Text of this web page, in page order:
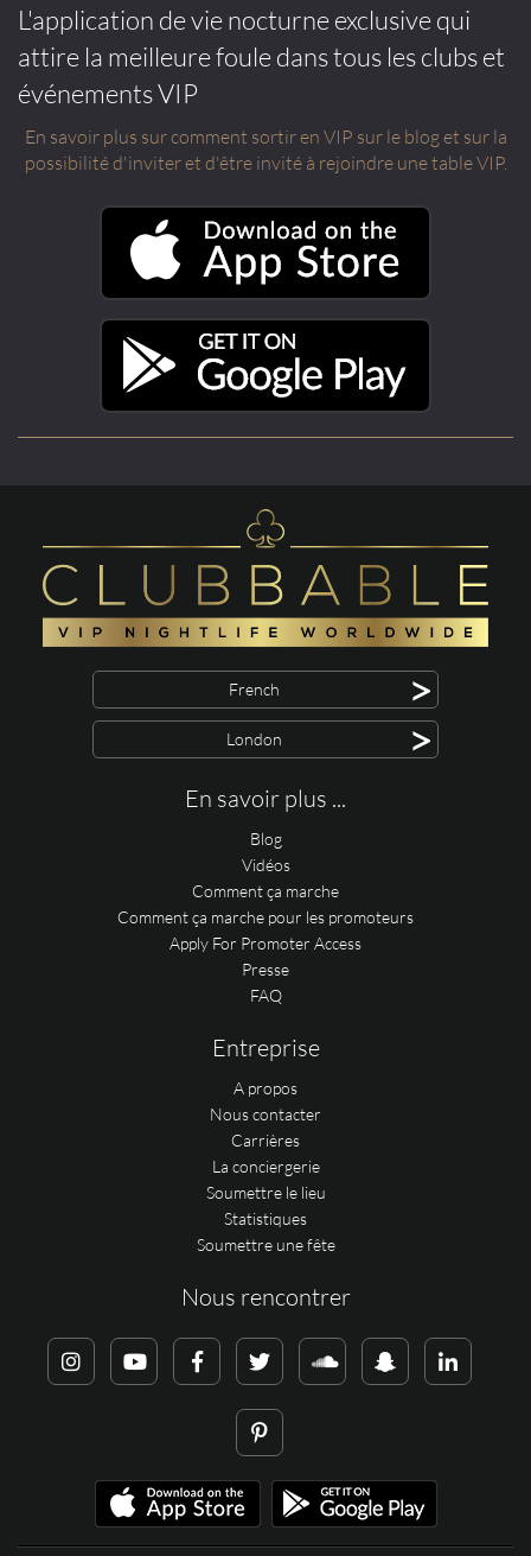
L'application de vie nocturne exclusive qui
attire la meilleure foule dans tous les clubs et
événements VIP
En savoir plus sur comment sortir en VIP sur le blog et sur la
possibilité d'inviter et d'être invité à rejoindre une table VIP.
French >
London >
En savoir plus ...
Blog
Vidéos
Comment ça marche
Comment ça marche pour les promoteurs
Apply For Promoter Access
Presse
FAQ
Entreprise
A propos
Nous contacter
Carrières
La conciergerie
Soumettre le lieu
Statistiques
Soumettre une fête
Nous rencontrer